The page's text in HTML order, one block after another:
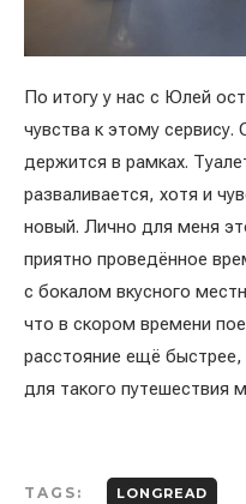
По итогу у нас с Юлей
чувства к этому сервису.
держится в рамках.
разваливается, хотя и
новый. Лично для меня
приятно проведённое
с бокалом вкусного
что в скором времени
расстояние ещё
для такого путешествия
TAGS: LONGREAD